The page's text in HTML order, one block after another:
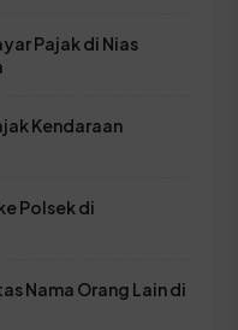
Pajak di Nias
Kendaraan
Polsek di
Nama Orang Lain di